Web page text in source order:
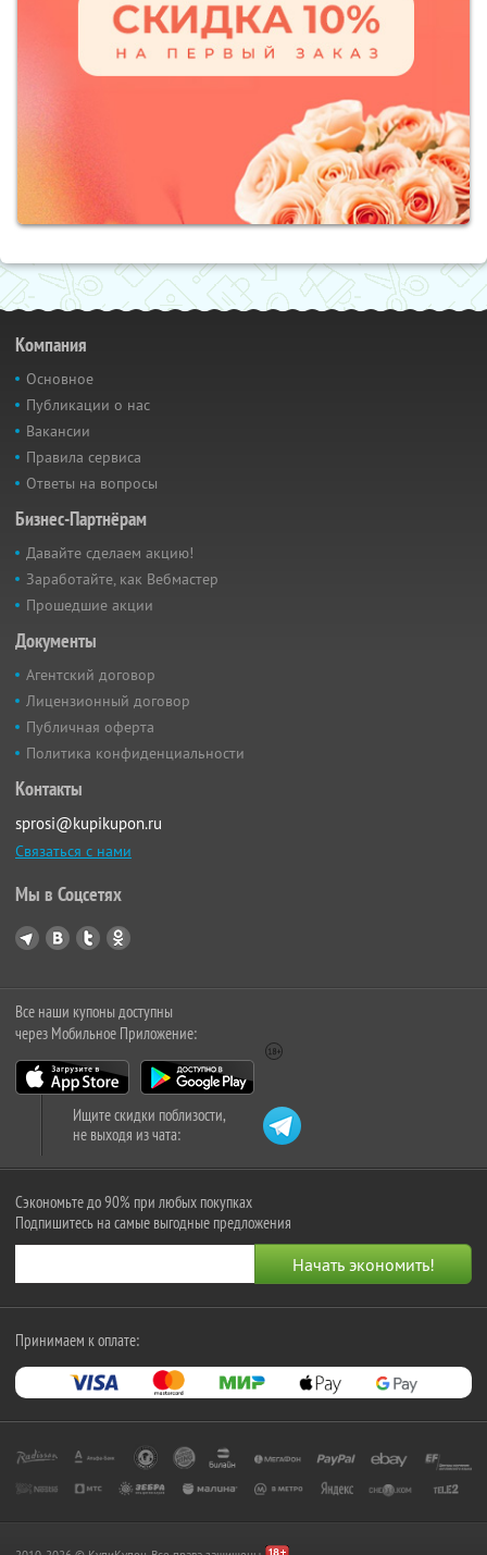
Компания
Основное
Публикации о нас
Вакансии
Правила сервиса
Ответы на вопросы
Бизнес-Партнёрам
Давайте сделаем акцию!
Заработайте, как Вебмастер
Прошедшие акции
Документы
Агентский договор
Лицензионный договор
Публичная оферта
Политика конфиденциальности
Контакты
sprosi@kupikupon.ru
Связаться с нами
Мы в Соцсетях
Все наши купоны доступны
через Мобильное Приложение:
Ищите скидки поблизости,
не выходя из чата:
Сэкономьте до 90% при любых покупках
Подпишитесь на самые выгодные предложения
Принимаем к оплате: